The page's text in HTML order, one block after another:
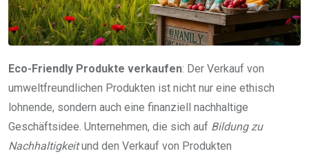
Eco-Friendly Produkte verkaufen: Der Verkauf von
umweltfreundlichen Produkten ist nicht nur eine ethisch
lohnende, sondern auch eine finanziell nachhaltige
Geschäftsidee. Unternehmen, die sich auf Bildung zu
Nachhaltigkeitund den Verkauf von Produkten